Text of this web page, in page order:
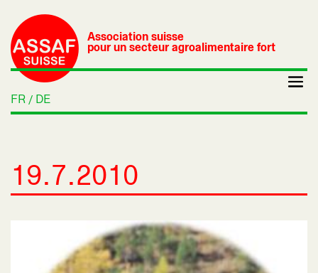
FR DE
Association suisse
pour un secteur agroalimentaire fort
19.7.2010